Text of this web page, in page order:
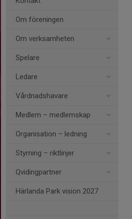
Om föreningen
Om verksamheten
Spelare
Ledare
Vårdnadshavare
Medlem – medlemskap
Organisation – ledning
Styrning – riktlinjer
Qvidingpartner
Härlanda Park vision 2027